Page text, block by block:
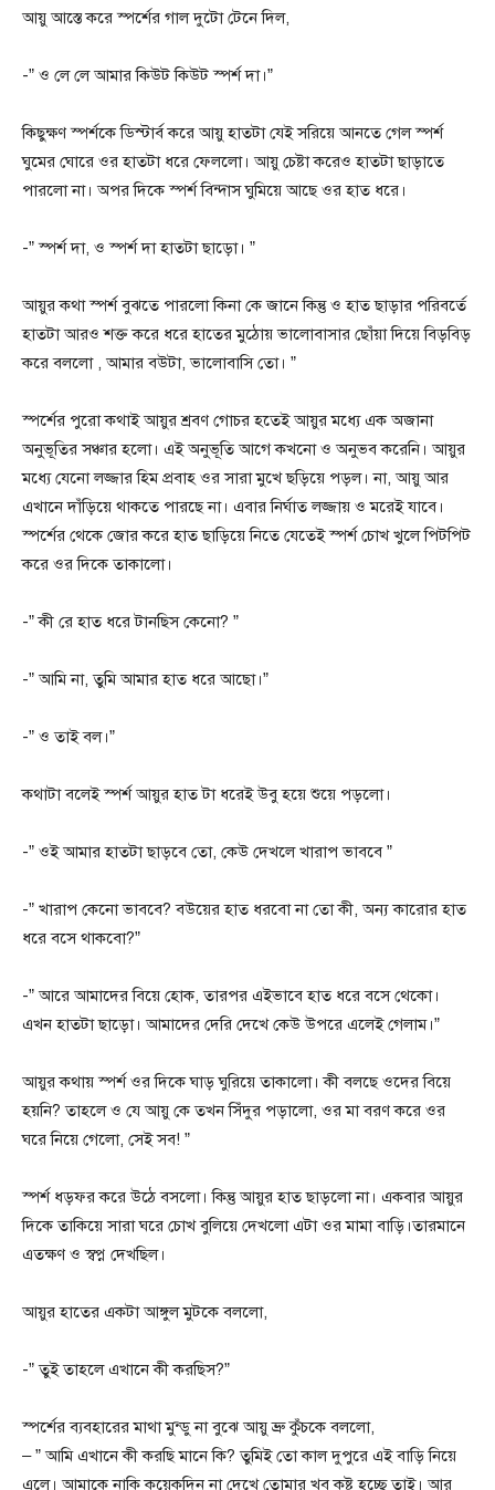
আয়ু আস্তে করে স্পর্শের গাল দুটো টেনে দিল,
-” ও লে লে আমার কিউট কিউট স্পর্শ দা।”
কিছুক্ষণ স্পর্শকে ডিস্টার্ব করে আয়ু হাতটা যেই সরিয়ে আনতে গেল স্পর্শ
ঘুমের ঘোরে ওর হাতটা ধরে ফেললো। আয়ু চেষ্টা করেও হাতটা ছাড়াতে
পারলো না। অপর দিকে স্পর্শ বিন্দাস ঘুমিয়ে আছে ওর হাত ধরে।
-” স্পর্শ দা, ও স্পর্শ দা হাতটা ছাড়ো। ”
আয়ুর কথা স্পর্শ বুঝতে পারলো কিনা কে জানে কিন্তু ও হাত ছাড়ার পরিবর্তে
হাতটা আরও শক্ত করে ধরে হাতের মুঠোয় ভালোবাসার ছোঁয়া দিয়ে বিড়বিড়
করে বললো , আমার বউটা, ভালোবাসি তো। ”
স্পর্শের পুরো কথাই আয়ুর শ্রবণ গোচর হতেই আয়ুর মধ্যে এক অজানা
অনুভূতির সঞ্চার হলো। এই অনুভূতি আগে কখনো ও অনুভব করেনি। আয়ুর
মধ্যে যেনো লজ্জার হিম প্রবাহ ওর সারা মুখে ছড়িয়ে পড়ল। না, আয়ু আর
এখানে দাঁড়িয়ে থাকতে পারছে না। এবার নির্ঘাত লজ্জায় ও মরেই যাবে।
স্পর্শের থেকে জোর করে হাত ছাড়িয়ে নিতে যেতেই স্পর্শ চোখ খুলে পিটপিট
করে ওর দিকে তাকালো।
-” কী রে হাত ধরে টানছিস কেনো? ”
-” আমি না, তুমি আমার হাত ধরে আছো।”
-” ও তাই বল।”
কথাটা বলেই স্পর্শ আয়ুর হাত টা ধরেই উবু হয়ে শুয়ে পড়লো।
-” ওই আমার হাতটা ছাড়বে তো, কেউ দেখলে খারাপ ভাববে ”
-” খারাপ কেনো ভাববে? বউয়ের হাত ধরবো না তো কী, অন্য কারোর হাত
ধরে বসে থাকবো?”
-” আরে আমাদের বিয়ে হোক, তারপর এইভাবে হাত ধরে বসে থেকো।
এখন হাতটা ছাড়ো। আমাদের দেরি দেখে কেউ উপরে এলেই গেলাম।”
আয়ুর কথায় স্পর্শ ওর দিকে ঘাড় ঘুরিয়ে তাকালো। কী বলছে ওদের বিয়ে
হয়নি? তাহলে ও যে আয়ু কে তখন সিঁদুর পড়ালো, ওর মা বরণ করে ওর
ঘরে নিয়ে গেলো, সেই সব! ”
স্পর্শ ধড়ফর করে উঠে বসলো। কিন্তু আয়ুর হাত ছাড়লো না। একবার আয়ুর
দিকে তাকিয়ে সারা ঘরে চোখ বুলিয়ে দেখলো এটা ওর মামা বাড়ি।তারমানে
এতক্ষণ ও স্বপ্ন দেখছিল।
আয়ুর হাতের একটা আঙ্গুল মুটকে বললো,
-” তুই তাহলে এখানে কী করছিস?”
স্পর্শের ব্যবহারের মাথা মুন্ডু না বুঝে আয়ু ভ্রু কুঁচকে বললো,
– ” আমি এখানে কী করছি মানে কি? তুমিই তো কাল দুপুরে এই বাড়ি নিয়ে
এলে। আমাকে নাকি কয়েকদিন না দেখে তোমার খুব কষ্ট হচ্ছে তাই। আর